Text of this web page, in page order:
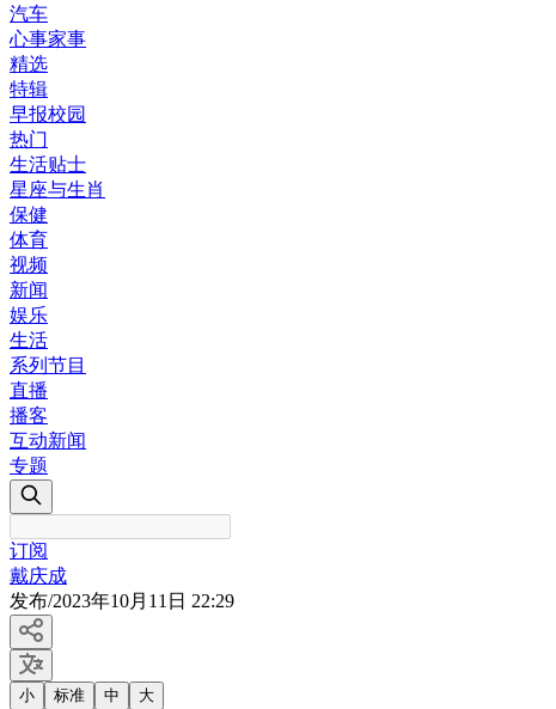
汽车
心事家事
精选
特辑
早报校园
热门
生活贴士
星座与生肖
保健
体育
视频
新闻
娱乐
生活
系列节目
直播
播客
互动新闻
专题
订阅
戴庆成
发布/2023年10月11日 22:29
小 标准 中 大